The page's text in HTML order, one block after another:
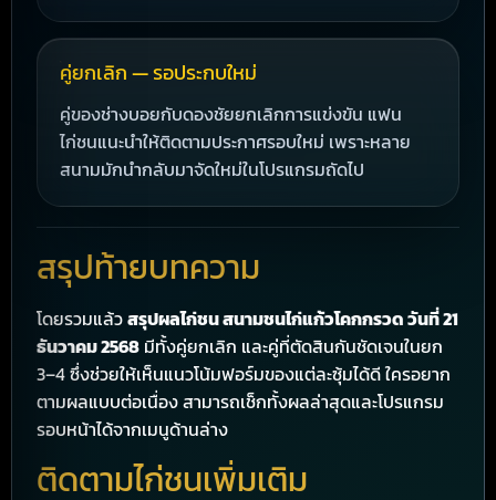
คู่ยกเลิก — รอประกบใหม่
คู่ของช่างบอยกับดองชัยยกเลิกการแข่งขัน แฟน
ไก่ชนแนะนำให้ติดตามประกาศรอบใหม่ เพราะหลาย
สนามมักนำกลับมาจัดใหม่ในโปรแกรมถัดไป
สรุปท้ายบทความ
โดยรวมแล้วสรุปผลไก่ชน สนามชนไก่แก้วโคกกรวด วันที่ 21
ธันวาคม 2568 มีทั้งคู่ยกเลิก และคู่ที่ตัดสินกันชัดเจนในยก
3–4 ซึ่งช่วยให้เห็นแนวโน้มฟอร์มของแต่ละซุ้มได้ดี ใครอยาก
ตามผลแบบต่อเนื่อง สามารถเช็กทั้งผลล่าสุดและโปรแกรม
รอบหน้าได้จากเมนูด้านล่าง
ติดตามไก่ชนเพิ่มเติม